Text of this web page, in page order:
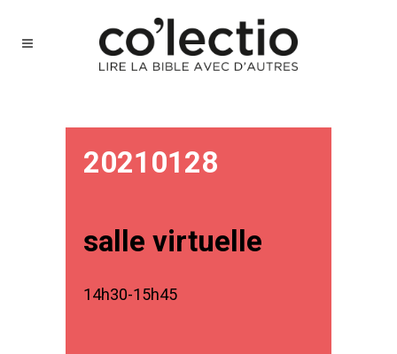
20210128
salle virtuelle
14h30-15h45